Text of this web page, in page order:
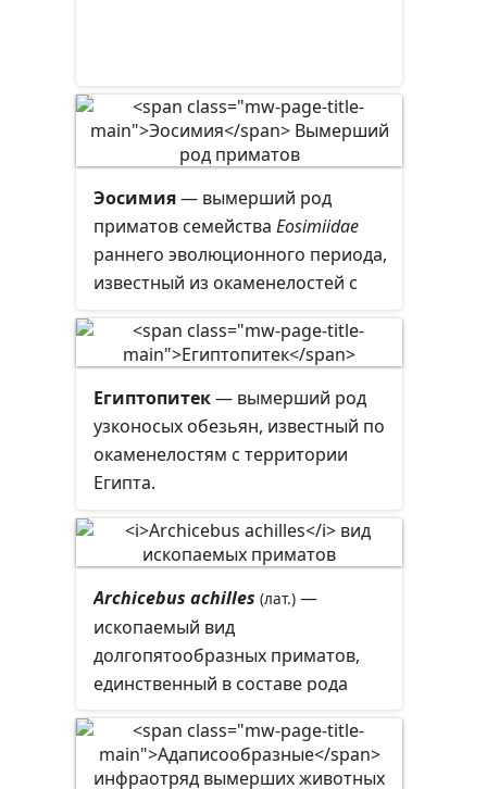
Эосимия— вымерший род
приматов семейства Eosimiidae
раннего эволюционного периода,
известный из окаменелостей с
Египтопитек— вымерший род
узконосых обезьян, известный по
окаменелостям с территории
Египта.
Archicebus achilles (лат.) —
ископаемый вид
долгопятообразных приматов,
единственный в составе рода
Archicebusи семейства
Archicebidae. Скелет архицебуса
был найден в провинции Хубей,